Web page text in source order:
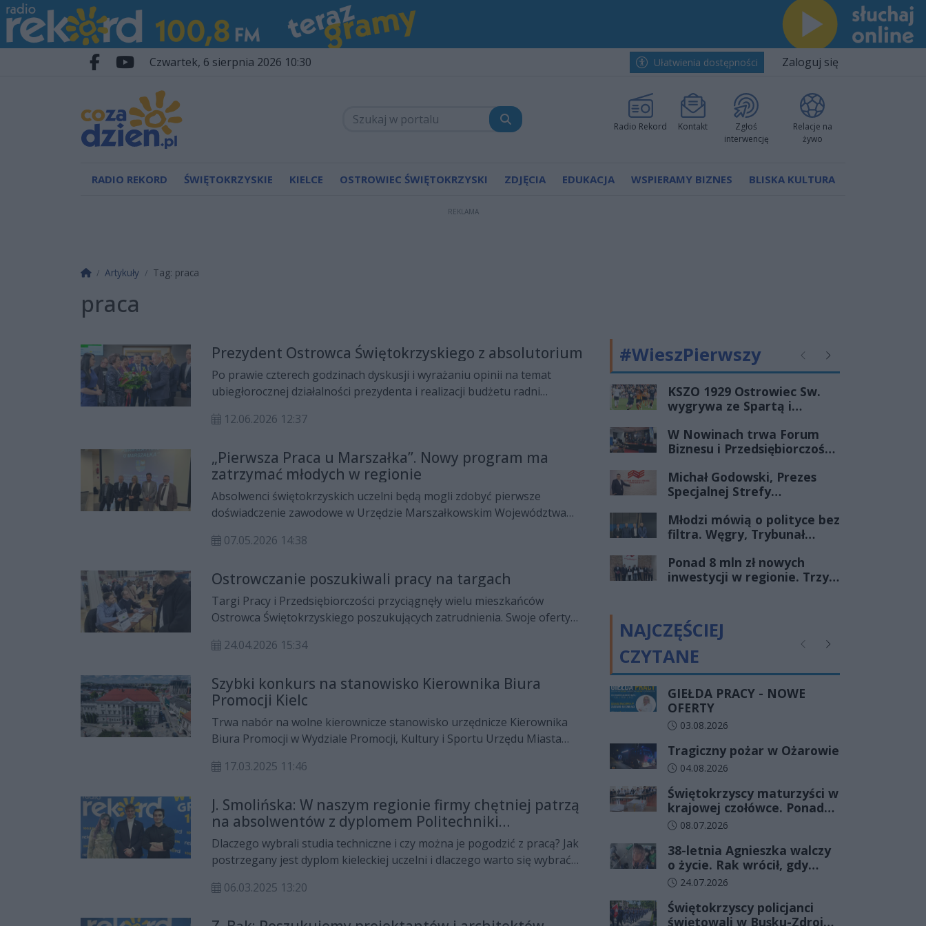
Przejdź do głównych treści
Przejdź do wyszukiwarki
Przejdź do głównego menu
Facebook.com
Youtube.com
czwartek, 6 sierpnia 2026 10:30 Ułatwienia dostępności Zaloguj się
Radio Rekord Kontakt
Zgłoś
interwencję
Relacje na
żywo
RADIO REKORD ŚWIĘTOKRZYSKIE KIELCE OSTROWIEC ŚWIĘTOKRZYSKI ZDJĘCIA EDUKACJA WSPIERAMY BIZNES BLISKA KULTURA
REKLAMA
Strona główna
Artykuły Tag: praca
praca
Prezydent Ostrowca Świętokrzyskiego z absolutorium
Po prawie czterech godzinach dyskusji i wyrażaniu opinii na temat
ubiegłorocznej działalności prezydenta i realizacji budżetu radni
wotum zaufania i absolutorium.
12.06.2026 12:37
„Pierwsza Praca u Marszałka”. Nowy program ma
zatrzymać młodych w regionie
Absolwenci świętokrzyskich uczelni będą mogli zdobyć pierwsze
doświadczenie zawodowe w Urzędzie Marszałkowskim Województwa
Marszałka”, w ramach którego przygotowano 10 etatów dla młodych
07.05.2026 14:38
Ostrowczanie poszukiwali pracy na targach
Targi Pracy i Przedsiębiorczości przyciągnęły wielu mieszkańców
Ostrowca Świętokrzyskiego poszukujących zatrudnienia. Swoje oferty
24.04.2026 15:34
Szybki konkurs na stanowisko Kierownika Biura
Promocji Kielc
Trwa nabór na wolne kierownicze stanowisko urzędnicze Kierownika
Biura Promocji w Wydziale Promocji, Kultury i Sportu Urzędu Miasta
17.03.2025 11:46
J. Smolińska: W naszym regionie firmy chętniej patrzą
na absolwentów z dyplomem Politechniki
Świętokrzyskiej
Dlaczego wybrali studia techniczne i czy można je pogodzić z pracą? Jak
postrzegany jest dyplom kieleckiej uczelni i dlaczego warto się wybrać
atrakcyjności studiowania w Kielcach opowiadali w Radiu Rekord
06.03.2025 13:20
#WieszPierwszy PoprzednieNastępne
KSZO 1929 Ostrowiec Sw.
wygrywa ze Spartą i
barażach o 2 ligę
W Nowinach trwa Forum
Biznesu i Przedsiębiorczości-
Michał Godowski, Prezes
Specjalnej Strefy
„Starachowice”, gościem
Porannej Rozmowy Radia
Młodzi mówią o polityce bez
filtra. Węgry, Trybunał
młode pokolenie naprawdę
zmienia zasady gry
Ponad 8 mln zł nowych
inwestycji w regionie. Trzy
NAJCZĘŚCIEJ
CZYTANE
PoprzednieNastępne
GIEŁDA PRACY - NOWE
OFERTY
Data dodania artykułu:
03.08.2026
Tragiczny pożar w Ożarowie
Data dodania artykułu:
04.08.2026
Świętokrzyscy maturzyści w
krajowej czołówce. Ponad
83% zdało egzamin już w
Data dodania artykułu:
08.07.2026
38-letnia Agnieszka walczy
o życie. Rak wrócił, gdy
wydawało się, że najgorsze
Data dodania artykułu:
24.07.2026
Świętokrzyscy policjanci
świętowali w Busku-Zdroju.